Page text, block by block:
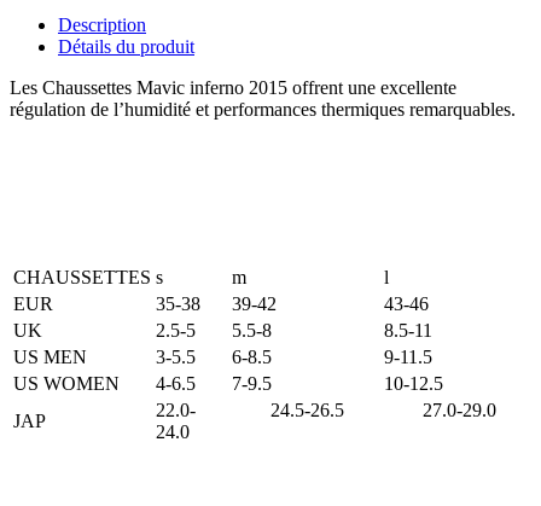
Description
Détails du produit
Les Chaussettes Mavic inferno 2015 offrent une excellente
régulation de l’humidité et performances thermiques remarquables.
CHAUSSETTES s m
l
EUR
35-38 39-42
43-46
UK
2.5-5 5.5-8
8.5-11
US MEN
3-5.5 6-8.5
9-11.5
US WOMEN
4-6.5 7-9.5
10-12.5
JAP
22.0-
24.0
24.5-26.5 27.0-29.0